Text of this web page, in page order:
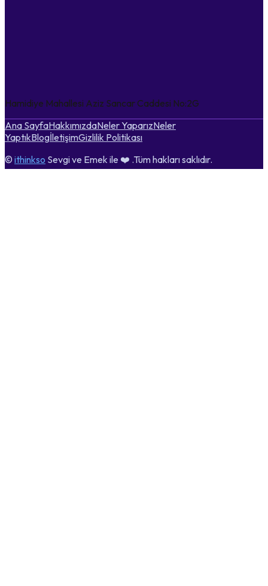
Hamidiye Mahallesi Aziz Sancar Caddesi No:2G
Ana SayfaHakkımızdaNeler YaparızNeler
YaptıkBlogİletişimGizlilik Politikası
© ithinkso Sevgi ve Emek ile ❤️ .Tüm hakları saklıdır.